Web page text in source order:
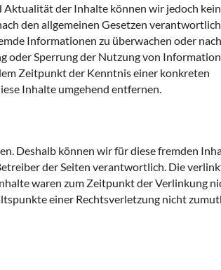
der Inhalte können wir jedoch
den allgemeinen Gesetzen
Informationen zu überwachen oder nach
oder Sperrung der Nutzung von
Zeitpunkt der Kenntnis einer konkreten
Inhalte umgehend entfernen.
Deshalb können wir für diese fremden
der Seiten verantwortlich. Die
waren zum Zeitpunkt der Verlinkung
einer Rechtsverletzung nicht